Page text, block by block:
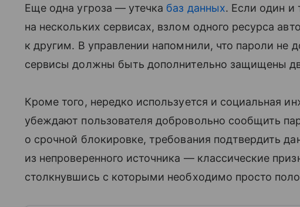
Еще одна угроза — утечка баз данных. Если один и
на нескольких сервисах, взлом одного ресурса
к другим. В управлении напомнили, что пароли не
сервисы должны быть дополнительно защищены
Кроме того, нередко используется и социальная
убеждают пользователя добровольно сообщить
о срочной блокировке, требования подтвердить
из непроверенного источника — классические
столкнувшись с которыми необходимо просто